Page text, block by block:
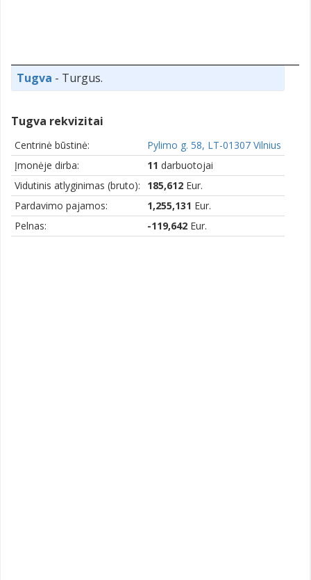
Tugva - Turgus.
Tugva rekvizitai
Centrinė būstinė:
Pylimo g. 58, LT-01307 Vilnius
Įmonėje dirba:
11 darbuotojai
Vidutinis atlyginimas (bruto):
185,612 Eur.
Pardavimo pajamos:
1,255,131 Eur.
Pelnas:
-119,642 Eur.